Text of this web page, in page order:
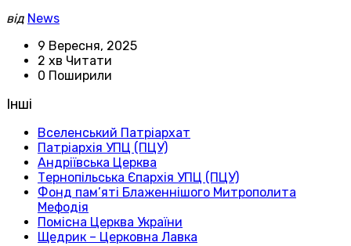
від News
9 Вересня, 2025
2 хв Читати
0 Поширили
Інші
Вселенський Патріархат
Патріархія УПЦ (ПЦУ)
Андріївська Церква
Тернопільська Єпархія УПЦ (ПЦУ)
Фонд пам’яті Блаженнішого Митрополита
Мефодія
Помісна Церква України
Щедрик – Церковна Лавка